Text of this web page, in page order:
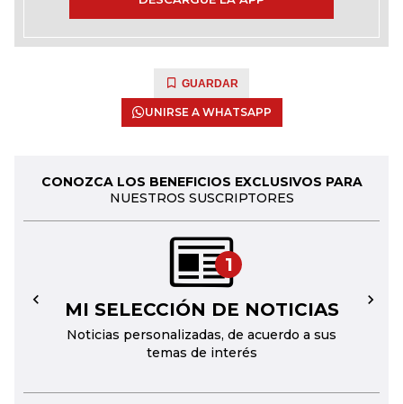
GUARDAR
UNIRSE A WHATSAPP
CONOZCA LOS BENEFICIOS EXCLUSIVOS PARA
NUESTROS SUSCRIPTORES
1
MI SELECCIÓN DE NOTICIAS
Noticias personalizadas, de acuerdo a sus
temas de interés
← →